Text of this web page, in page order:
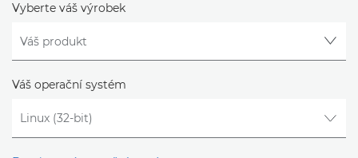
Vyberte váš výrobek
Váš operační systém